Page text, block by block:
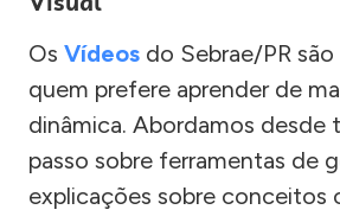
Os Vídeos do Sebrae/PR
quem prefere aprender de
dinâmica. Abordamos desde
passo sobre ferramentas de
explicações sobre conceitos